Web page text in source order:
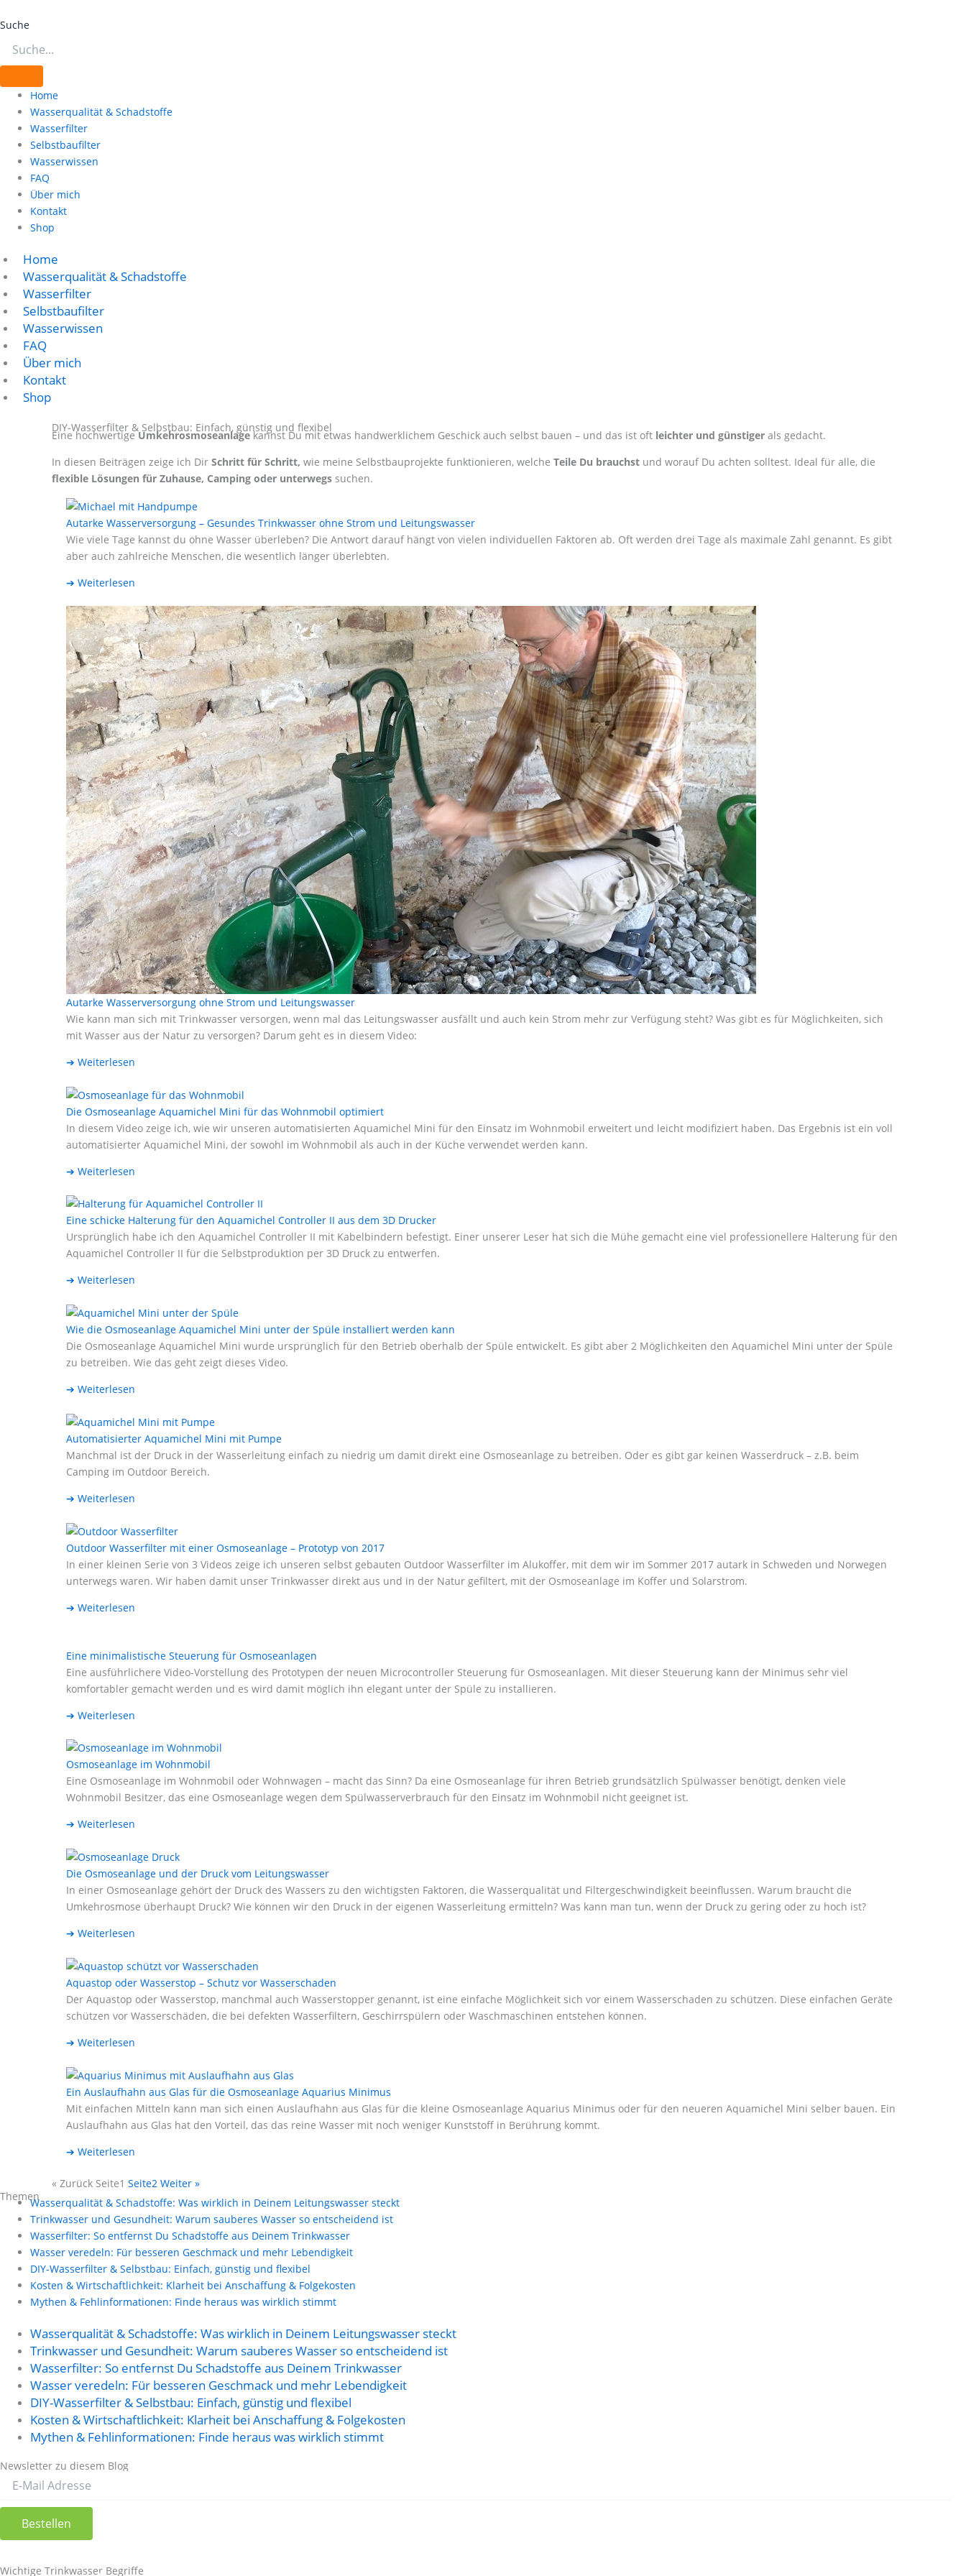
Inhalt
Suche
Home
Wasserqualität & Schadstoffe
Wasserfilter
Selbstbaufilter
Wasserwissen
FAQ
Über mich
Kontakt
Shop
Home
Wasserqualität & Schadstoffe
Wasserfilter
Selbstbaufilter
Wasserwissen
FAQ
Über mich
Kontakt
Shop
DIY-Wasserfilter & Selbstbau: Einfach, günstig und flexibel
Eine hochwertigeUmkehrosmoseanlagekannst Du mit etwas handwerklichem Geschick auch selbst bauen – und das ist oft leichter und günstiger als gedacht.
In diesen Beiträgen zeige ich Dir Schritt für Schritt, wie meine Selbstbauprojekte funktionieren, welche Teile Du brauchst und worauf Du achten solltest. Ideal für alle, die
flexible Lösungen für Zuhause, Camping oder unterwegs suchen.
Autarke Wasserversorgung – Gesundes Trinkwasser ohne Strom und Leitungswasser
Wie viele Tage kannst du ohne Wasser überleben? Die Antwort darauf hängt von vielen individuellen Faktoren ab. Oft werden drei Tage als maximale Zahl genannt. Es gibt
aber auch zahlreiche Menschen, die wesentlich länger überlebten.
➔ Weiterlesen
Autarke Wasserversorgung ohne Strom und Leitungswasser
Wie kann man sich mit Trinkwasser versorgen, wenn mal das Leitungswasser ausfällt und auch kein Strom mehr zur Verfügung steht? Was gibt es für Möglichkeiten, sich
mit Wasser aus der Natur zu versorgen? Darum geht es in diesem Video:
➔ Weiterlesen
Die Osmoseanlage Aquamichel Mini für das Wohnmobil optimiert
In diesem Video zeige ich, wie wir unseren automatisierten Aquamichel Mini für den Einsatz im Wohnmobil erweitert und leicht modifiziert haben. Das Ergebnis ist ein voll
automatisierter Aquamichel Mini, der sowohl im Wohnmobil als auch in der Küche verwendet werden kann.
➔ Weiterlesen
Eine schicke Halterung für den Aquamichel Controller II aus dem 3D Drucker
Ursprünglich habe ich den Aquamichel Controller II mit Kabelbindern befestigt. Einer unserer Leser hat sich die Mühe gemacht eine viel professionellere Halterung für den
Aquamichel Controller II für die Selbstproduktion per 3D Druck zu entwerfen.
➔ Weiterlesen
Wie die Osmoseanlage Aquamichel Mini unter der Spüle installiert werden kann
Die Osmoseanlage Aquamichel Mini wurde ursprünglich für den Betrieb oberhalb der Spüle entwickelt. Es gibt aber 2 Möglichkeiten den Aquamichel Mini unter der Spüle
zu betreiben. Wie das geht zeigt dieses Video.
➔ Weiterlesen
Automatisierter Aquamichel Mini mit Pumpe
Manchmal ist der Druck in der Wasserleitung einfach zu niedrig um damit direkt eine Osmoseanlage zu betreiben. Oder es gibt gar keinen Wasserdruck – z.B. beim
Camping im Outdoor Bereich.
➔ Weiterlesen
Outdoor Wasserfilter mit einer Osmoseanlage – Prototyp von 2017
In einer kleinen Serie von 3 Videos zeige ich unseren selbst gebauten Outdoor Wasserfilter im Alukoffer, mit dem wir im Sommer 2017 autark in Schweden und Norwegen
unterwegs waren. Wir haben damit unser Trinkwasser direkt aus und in der Natur gefiltert, mit der Osmoseanlage im Koffer und Solarstrom.
➔ Weiterlesen
Eine minimalistische Steuerung für Osmoseanlagen
Eine ausführlichere Video-Vorstellung des Prototypen der neuen Microcontroller Steuerung für Osmoseanlagen. Mit dieser Steuerung kann der Minimus sehr viel
komfortabler gemacht werden und es wird damit möglich ihn elegant unter der Spüle zu installieren.
➔ Weiterlesen
Osmoseanlage im Wohnmobil
Eine Osmoseanlage im Wohnmobil oder Wohnwagen – macht das Sinn? Da eine Osmoseanlage für ihren Betrieb grundsätzlich Spülwasser benötigt, denken viele
Wohnmobil Besitzer, das eine Osmoseanlage wegen dem Spülwasserverbrauch für den Einsatz im Wohnmobil nicht geeignet ist.
➔ Weiterlesen
Die Osmoseanlage und der Druck vom Leitungswasser
In einer Osmoseanlage gehört der Druck des Wassers zu den wichtigsten Faktoren, die Wasserqualität und Filtergeschwindigkeit beeinflussen. Warum braucht die
Umkehrosmose überhaupt Druck? Wie können wir den Druck in der eigenen Wasserleitung ermitteln? Was kann man tun, wenn der Druck zu gering oder zu hoch ist?
➔ Weiterlesen
Aquastop oder Wasserstop – Schutz vor Wasserschaden
Der Aquastop oder Wasserstop, manchmal auch Wasserstopper genannt, ist eine einfache Möglichkeit sich vor einem Wasserschaden zu schützen. Diese einfachen Geräte
schützen vor Wasserschäden, die bei defekten Wasserfiltern, Geschirrspülern oder Waschmaschinen entstehen können.
➔ Weiterlesen
Ein Auslaufhahn aus Glas für die Osmoseanlage Aquarius Minimus
Mit einfachen Mitteln kann man sich einen Auslaufhahn aus Glas für die kleine Osmoseanlage Aquarius Minimus oder für den neueren Aquamichel Mini selber bauen. Ein
Auslaufhahn aus Glas hat den Vorteil, das das reine Wasser mit noch weniger Kunststoff in Berührung kommt.
➔ Weiterlesen
« Zurück Seite1 Seite2 Weiter »
ThemenWasserqualität & Schadstoffe: Was wirklich in Deinem Leitungswasser steckt
Trinkwasser und Gesundheit: Warum sauberes Wasser so entscheidend ist
Wasserfilter: So entfernst Du Schadstoffe aus Deinem Trinkwasser
Wasser veredeln: Für besseren Geschmack und mehr Lebendigkeit
DIY-Wasserfilter & Selbstbau: Einfach, günstig und flexibel
Kosten & Wirtschaftlichkeit: Klarheit bei Anschaffung & Folgekosten
Mythen & Fehlinformationen: Finde heraus was wirklich stimmt
Wasserqualität & Schadstoffe: Was wirklich in Deinem Leitungswasser steckt
Trinkwasser und Gesundheit: Warum sauberes Wasser so entscheidend ist
Wasserfilter: So entfernst Du Schadstoffe aus Deinem Trinkwasser
Wasser veredeln: Für besseren Geschmack und mehr Lebendigkeit
DIY-Wasserfilter & Selbstbau: Einfach, günstig und flexibel
Kosten & Wirtschaftlichkeit: Klarheit bei Anschaffung & Folgekosten
Mythen & Fehlinformationen: Finde heraus was wirklich stimmt
Newsletter zu diesem Blog
Wichtige Trinkwasser Begriffe